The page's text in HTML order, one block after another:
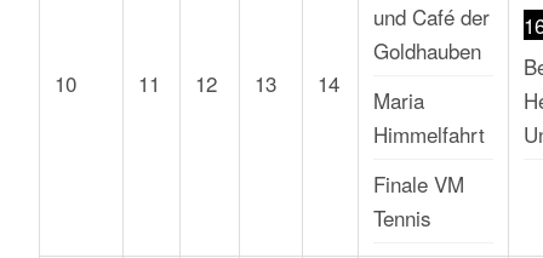
10 11 12 13 14
und Café der
Goldhauben
Maria
Himmelfahrt
Finale VM
Tennis